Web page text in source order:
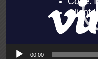
00:00